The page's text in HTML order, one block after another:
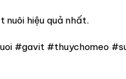
hiệu quả nhất.
#gavit #thuychomeo